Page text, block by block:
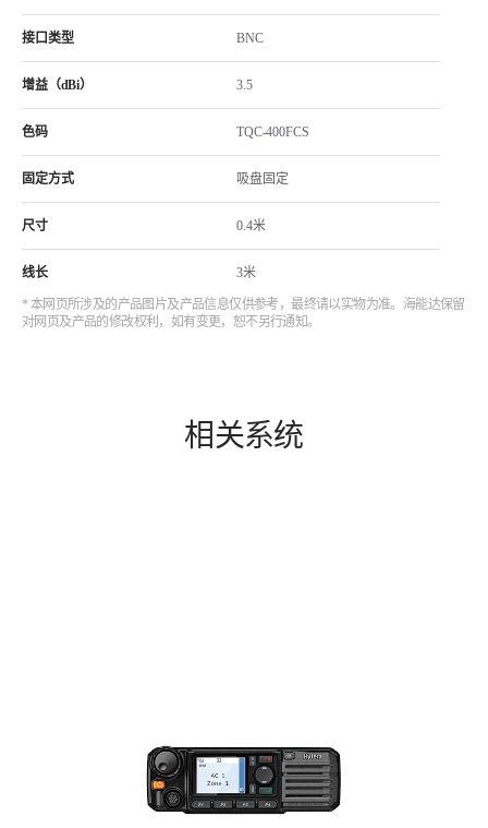
接口类型 BNC
增益（dBi） 3.5
色码 TQC-400FCS
固定方式 吸盘固定
尺寸 0.4米
线长 3米
* 本网页所涉及的产品图片及产品信息仅供参考，最终请以实物为准。海能达保留
对网页及产品的修改权利，如有变更，恕不另行通知。
相关系统